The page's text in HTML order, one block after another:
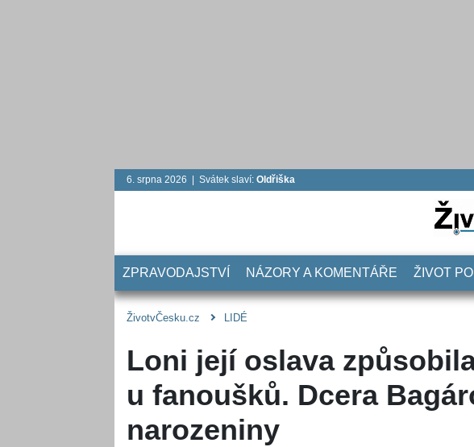
6. srpna 2026 | Svátek slaví: Oldřiška
ZPRAVODAJSTVÍ NÁZORY A KOMENTÁŘE ŽIVOT
ŽivotvČesku.cz LIDÉ
Loni její oslava
u fanoušků. Dcera
narozeniny